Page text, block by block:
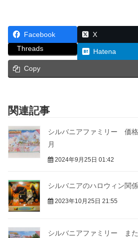
Facebook X
Threads
Hatena
Copy
関連記事
シルバニアファミリー 価
月
2024年9月25日 01:42
シルバニアのハロウィン関係
2023年10月25日 21:55
シルバニアファミリー ま